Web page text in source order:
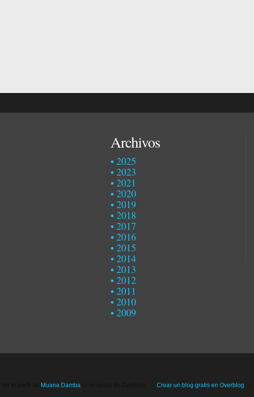
Archivos
2025
2023
2021
2020
2019
2018
2017
2016
2015
2014
2013
2012
2011
2010
2009
Muana Damba Crear un blog gratis en Overblog